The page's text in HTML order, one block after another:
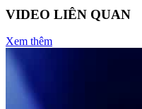
VIDEO LIÊN QUAN
Xem thêm